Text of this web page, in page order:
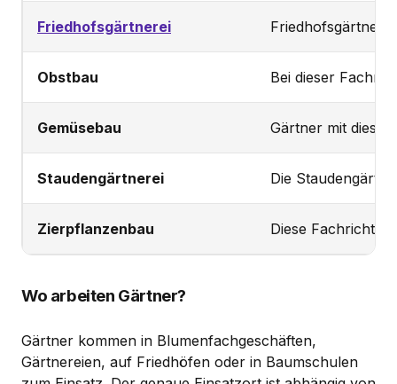
Friedhofsgärtnerei Friedhofsgärtner
Obstbau Bei dieser
Gemüsebau Gärtner mit
Staudengärtnerei Die
Zierpflanzenbau Diese
Wo arbeiten Gärtner?
Gärtner kommen in Blumenfachgeschäften,
Gärtnereien, auf Friedhöfen oder in Baumschulen